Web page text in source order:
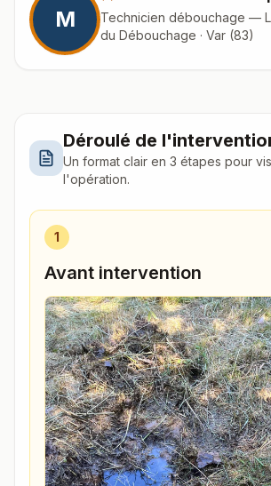
M
Technicien débouchage —
du Débouchage · Var (83)
Déroulé de
Un format clair en 3 étapes pour
l'opération.
1
Avant intervention